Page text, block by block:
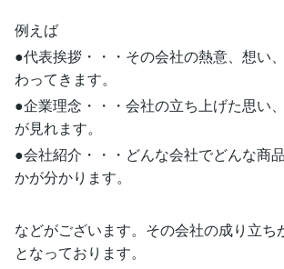
例えば
●代表挨拶・・・その会社の熱意、想い
わってきます。
●企業理念・・・会社の立ち上げた思い
が見れます。
●会社紹介・・・どんな会社でどんな商
かが分かります。
などがございます。その会社の成り立ち
となっております。